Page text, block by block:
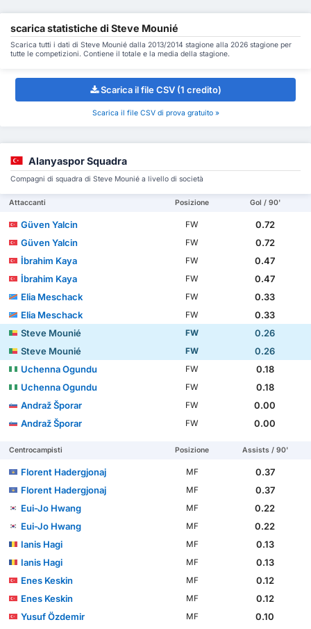
scarica statistiche di Steve Mounié
Scarica tutti i dati di Steve Mounié dalla 2013/2014 stagione alla 2026 stagione per
tutte le competizioni. Contiene il totale e la media della stagione.
Scarica il file CSV (1 credito)
Scarica il file CSV di prova gratuito »
Alanyaspor Squadra
Compagni di squadra di Steve Mounié a livello di società
Attaccanti Posizione Gol / 90'
Güven Yalcin FW
0.72
Güven Yalcin
FW
0.72
İbrahim Kaya
FW
0.47
İbrahim Kaya
FW
0.47
Elia Meschack
FW
0.33
Elia Meschack
FW
0.33
Steve Mounié
FW
0.26
Steve Mounié
FW
0.26
Uchenna Ogundu
FW
0.18
Uchenna Ogundu
FW
0.18
Andraž Šporar
FW
0.00
Andraž Šporar
FW 0.00
Centrocampisti Posizione Assists / 90'
Florent Hadergjonaj MF
0.37
Florent Hadergjonaj
MF
0.37
Eui-Jo Hwang
MF
0.22
Eui-Jo Hwang
MF
0.22
Ianis Hagi
MF
0.13
Ianis Hagi
MF
0.13
Enes Keskin
MF
0.12
Enes Keskin
MF
0.12
Yusuf Özdemir
MF
0.10